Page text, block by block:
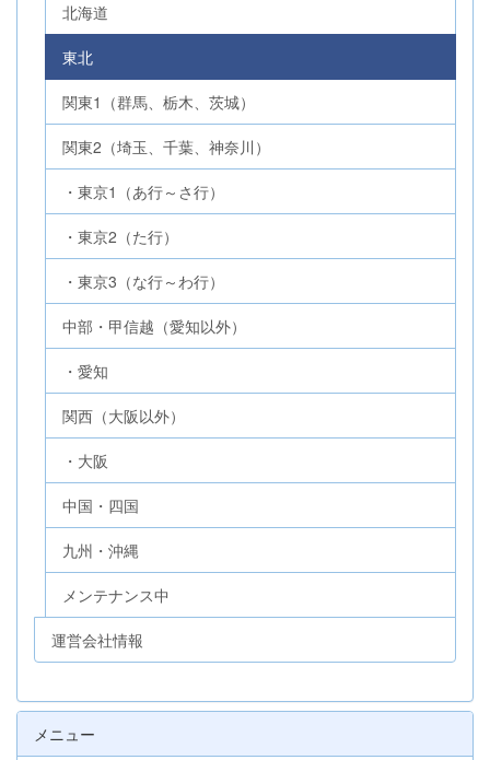
北海道
東北
関東1（群馬、栃木、茨城）
関東2（埼玉、千葉、神奈川）
・東京1（あ行～さ行）
・東京2（た行）
・東京3（な行～わ行）
中部・甲信越（愛知以外）
・愛知
関西（大阪以外）
・大阪
中国・四国
九州・沖縄
メンテナンス中
運営会社情報
メニュー